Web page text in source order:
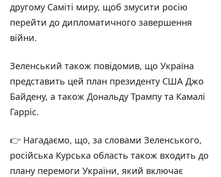
другому Саміті миру, щоб змусити росію
перейти до дипломатичного завершення
війни.
Зеленський також повідомив, що Україна
представить цей план президенту США Джо
Байдену, а також Дональду Трампу та Камалі
Гарріс.
👉 Нагадаємо, що, за словами Зеленського,
російська Курська область також входить до
плану перемоги України, який включає